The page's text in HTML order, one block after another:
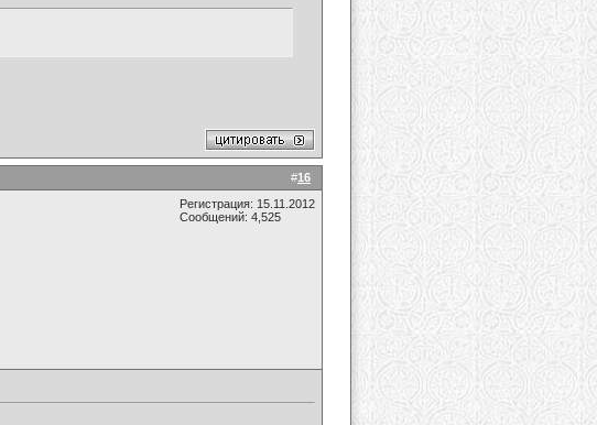
#16
Регистрация: 15.11.2012
Сообщений: 4,525